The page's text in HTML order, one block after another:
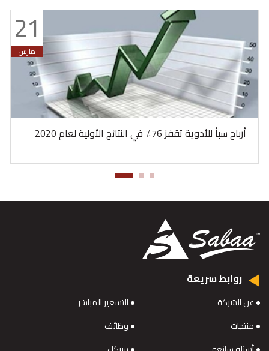
21
مارس
أرباح سبأ للأدوية تقفز 76٪ في النتائج الأولية لعام 2020
روابط سريعة
عن الشركة
التسعير المباشر
منتجات
وظائف